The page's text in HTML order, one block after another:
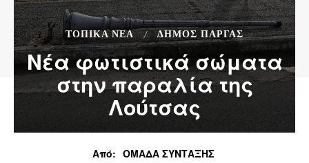
ΤΟΠΙΚΆ ΝΈΑ ΔΉΜΟΣ ΠΆΡΓΑΣ
Νέα φωτιστικά σώματα
στην παραλία της
Λούτσας
Από: ΟΜΑΔΑ ΣΥΝΤΑΞΗΣ